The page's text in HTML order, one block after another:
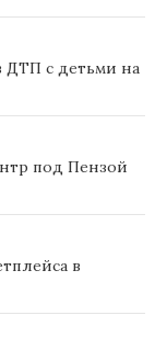
ДТП с детьми на
под Пензой
в